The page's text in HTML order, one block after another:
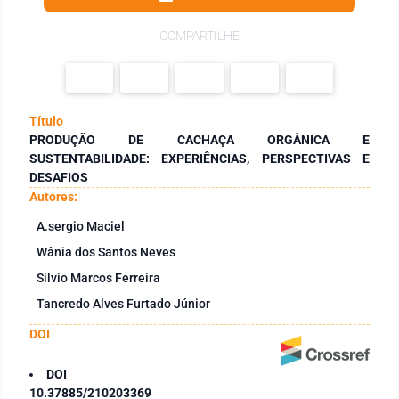
COMPARTILHE
Título
PRODUÇÃO DE CACHAÇA ORGÂNICA E
SUSTENTABILIDADE: EXPERIÊNCIAS, PERSPECTIVAS E
DESAFIOS
Autores:
A.sergio Maciel
Wânia dos Santos Neves
Silvio Marcos Ferreira
Tancredo Alves Furtado Júnior
DOI
DOI
10.37885/210203369